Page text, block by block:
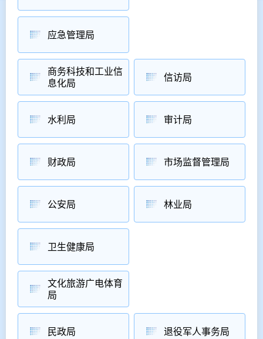
应急管理局
商务科技和工业信
息化局
信访局
水利局 审计局
财政局 市场监督管理局
公安局 林业局
卫生健康局
文化旅游广电体育
局
民政局 退役军人事务局